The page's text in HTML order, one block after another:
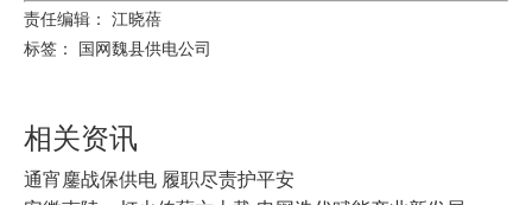
责任编辑： 江晓蓓
标签： 国网魏县供电公司
相关资讯
通宵鏖战保供电 履职尽责护平安